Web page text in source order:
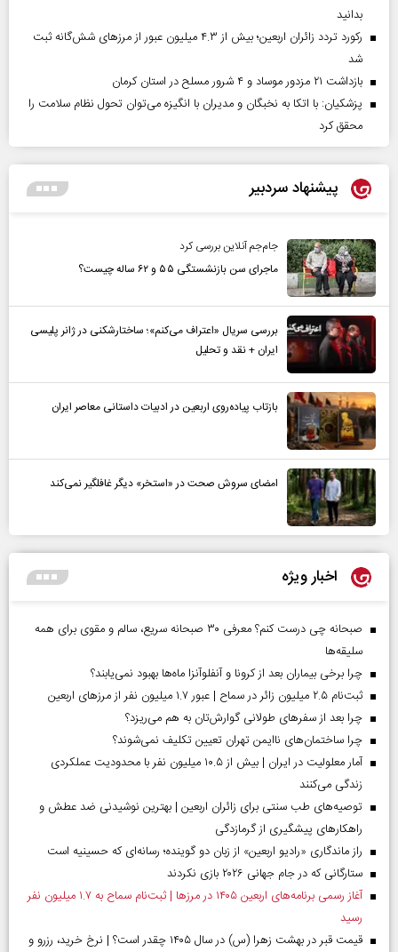
بدانید
رکورد تردد زائران اربعین؛ بیش از ۴.۳ میلیون عبور از مرزهای شش‌گانه ثبت
شد
بازداشت ۲۱ مزدور موساد و ۴ شرور مسلح در استان کرمان
پزشکیان: با اتکا به نخبگان و مدیران با انگیزه می‌توان تحول نظام سلامت را
محقق کرد
پیشنهاد سردبیر
جام‌جم آنلاین بررسی کرد
ماجرای سن بازنشستگی ۵۵ و ۶۲ ساله چیست؟
بررسی سریال «اعتراف می‌کنم»؛ ساختارشکنی در ژانر پلیسی
ایران + نقد و تحلیل
بازتاب پیاده‌روی اربعین در ادبیات داستانی معاصر ایران
امضای سروش صحت در «استخر» دیگر غافلگیر نمی‌کند
اخبار ویژه
صبحانه چی درست کنم؟ معرفی ۳۰ صبحانه سریع، سالم و مقوی برای همه
سلیقه‌ها
چرا برخی بیماران بعد از کرونا و آنفلوآنزا ماه‌ها بهبود نمی‌یابند؟
ثبت‌نام ۲.۵ میلیون زائر در سماح | عبور ۱.۷ میلیون نفر از مرز‌های اربعین
چرا بعد از سفرهای طولانی گوارش‌تان به هم می‌ریزد؟
چرا ساختمان‌های ناایمن تهران تعیین تکلیف نمی‌شوند؟
آمار معلولیت در ایران | بیش از ۱۰.۵ میلیون نفر با محدودیت عملکردی
زندگی می‌کنند
توصیه‌های طب سنتی برای زائران اربعین | بهترین نوشیدنی ضد عطش و
راهکارهای پیشگیری از گرمازدگی
راز ماندگاری «رادیو اربعین» از زبان دو گوینده؛ رسانه‌ای که حسینیه است
ستارگانی که در جام جهانی ۲۰۲۶ بازی نکردند
آغاز رسمی برنامه‌های اربعین ۱۴۰۵ در مرز‌ها | ثبت‌نام سماح به ۱.۷ میلیون نفر
رسید
قیمت قبر در بهشت زهرا (س) در سال ۱۴۰۵ چقدر است؟ | نرخ خرید، رزرو و